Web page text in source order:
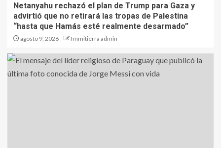
Netanyahu rechazó el plan de Trump para Gaza y
advirtió que no retirará las tropas de Palestina
“hasta que Hamás esté realmente desarmado”
agosto 9, 2026 fmmitierra admin